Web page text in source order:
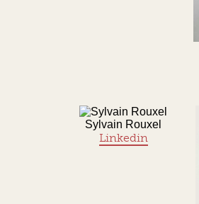
Sylvain Rouxel
Linkedin